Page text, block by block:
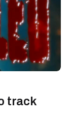
track